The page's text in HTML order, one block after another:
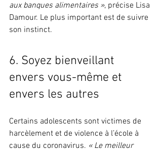
aux banques alimentaires », précise Lisa
Damour. Le plus important est de suivre
son instinct.
6. Soyez bienveillant
envers vous-même et
envers les autres
Certains adolescents sont victimes de
harcèlement et de violence à l’école à
cause du coronavirus. « Le meilleur